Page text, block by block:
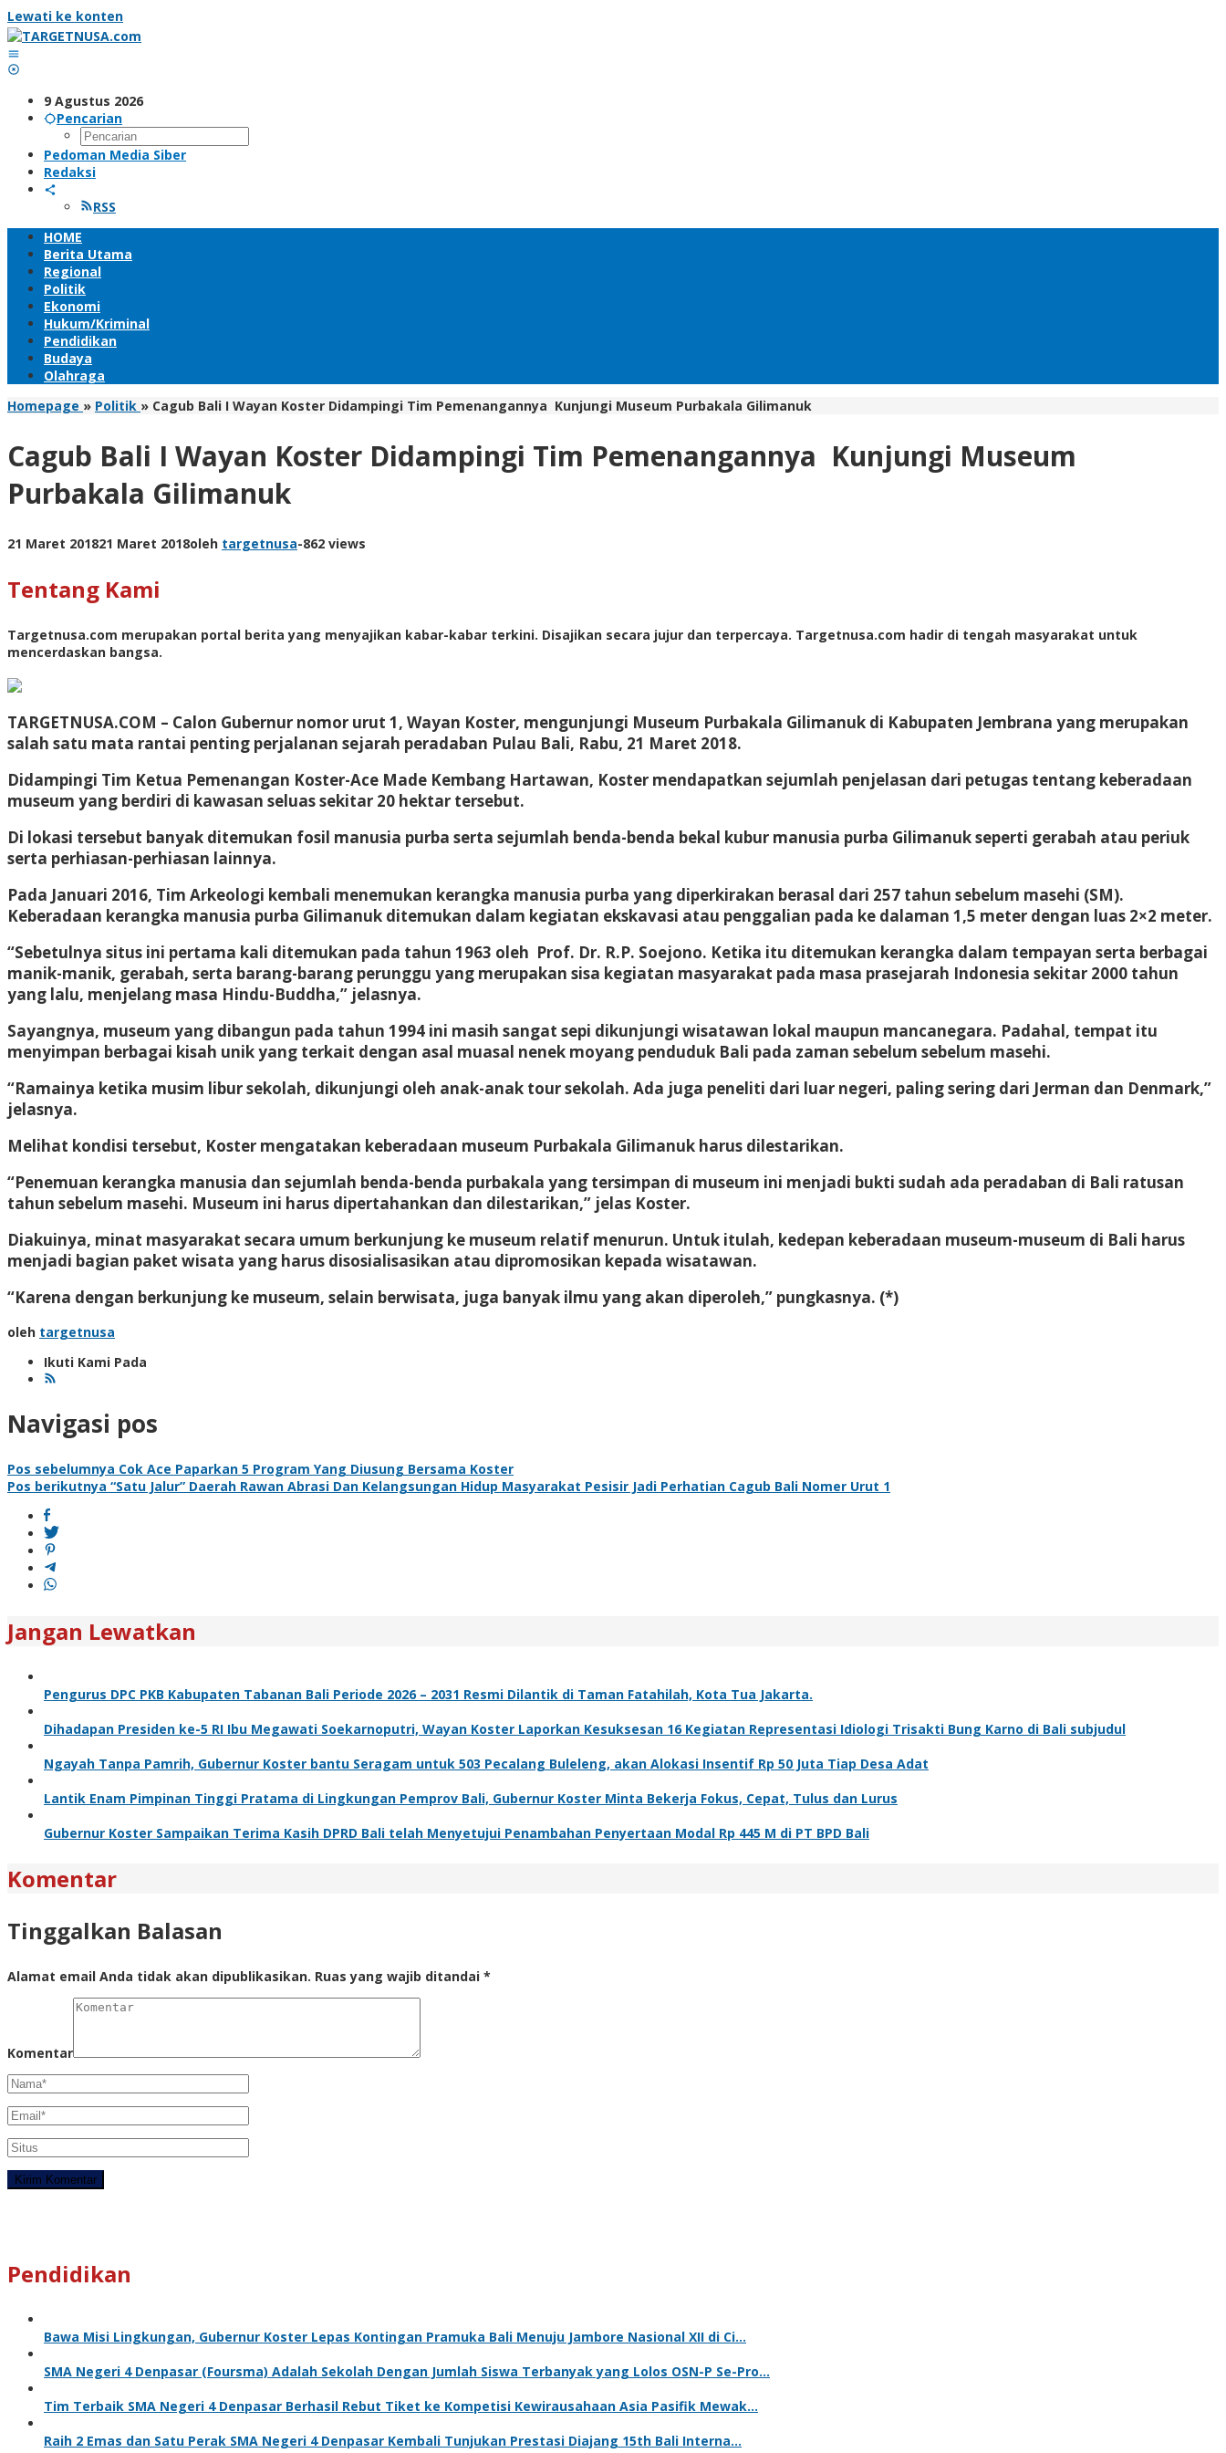
Lewati ke konten
9 Agustus 2026
Pencarian
Pedoman Media Siber
Redaksi
RSS
HOME
Berita Utama
Regional
Politik
Ekonomi
Hukum/Kriminal
Pendidikan
Budaya
Olahraga
Homepage » Politik » Cagub Bali I Wayan Koster Didampingi Tim Pemenangannya Kunjungi Museum Purbakala Gilimanuk
Cagub Bali I Wayan Koster Didampingi Tim Pemenangannya Kunjungi Museum
Purbakala Gilimanuk
21 Maret 201821 Maret 2018oleh targetnusa-862 views
Tentang Kami
Targetnusa.com merupakan portal berita yang menyajikan kabar-kabar terkini. Disajikan secara jujur dan terpercaya. Targetnusa.com hadir di tengah masyarakat untuk
mencerdaskan bangsa.
TARGETNUSA.COM – Calon Gubernur nomor urut 1, Wayan Koster, mengunjungi Museum Purbakala Gilimanuk di Kabupaten Jembrana yang merupakan
salah satu mata rantai penting perjalanan sejarah peradaban Pulau Bali, Rabu, 21 Maret 2018.
Didampingi Tim Ketua Pemenangan Koster-Ace Made Kembang Hartawan, Koster mendapatkan sejumlah penjelasan dari petugas tentang keberadaan
museum yang berdiri di kawasan seluas sekitar 20 hektar tersebut.
Di lokasi tersebut banyak ditemukan fosil manusia purba serta sejumlah benda-benda bekal kubur manusia purba Gilimanuk seperti gerabah atau periuk
serta perhiasan-perhiasan lainnya.
Pada Januari 2016, Tim Arkeologi kembali menemukan kerangka manusia purba yang diperkirakan berasal dari 257 tahun sebelum masehi (SM).
Keberadaan kerangka manusia purba Gilimanuk ditemukan dalam kegiatan ekskavasi atau penggalian pada ke dalaman 1,5 meter dengan luas 2×2 meter.
“Sebetulnya situs ini pertama kali ditemukan pada tahun 1963 oleh Prof. Dr. R.P. Soejono. Ketika itu ditemukan kerangka dalam tempayan serta berbagai
manik-manik, gerabah, serta barang-barang perunggu yang merupakan sisa kegiatan masyarakat pada masa prasejarah Indonesia sekitar 2000 tahun
yang lalu, menjelang masa Hindu-Buddha,” jelasnya.
Sayangnya, museum yang dibangun pada tahun 1994 ini masih sangat sepi dikunjungi wisatawan lokal maupun mancanegara. Padahal, tempat itu
menyimpan berbagai kisah unik yang terkait dengan asal muasal nenek moyang penduduk Bali pada zaman sebelum sebelum masehi.
“Ramainya ketika musim libur sekolah, dikunjungi oleh anak-anak tour sekolah. Ada juga peneliti dari luar negeri, paling sering dari Jerman dan Denmark,”
jelasnya.
Melihat kondisi tersebut, Koster mengatakan keberadaan museum Purbakala Gilimanuk harus dilestarikan.
“Penemuan kerangka manusia dan sejumlah benda-benda purbakala yang tersimpan di museum ini menjadi bukti sudah ada peradaban di Bali ratusan
tahun sebelum masehi. Museum ini harus dipertahankan dan dilestarikan,” jelas Koster.
Diakuinya, minat masyarakat secara umum berkunjung ke museum relatif menurun. Untuk itulah, kedepan keberadaan museum-museum di Bali harus
menjadi bagian paket wisata yang harus disosialisasikan atau dipromosikan kepada wisatawan.
“Karena dengan berkunjung ke museum, selain berwisata, juga banyak ilmu yang akan diperoleh,” pungkasnya. (*)
oleh targetnusa
Ikuti Kami Pada
Navigasi pos
Pos sebelumnya Cok Ace Paparkan 5 Program Yang Diusung Bersama Koster
Pos berikutnya “Satu Jalur” Daerah Rawan Abrasi Dan Kelangsungan Hidup Masyarakat Pesisir Jadi Perhatian Cagub Bali Nomer Urut 1
Jangan Lewatkan
Pengurus DPC PKB Kabupaten Tabanan Bali Periode 2026 – 2031 Resmi Dilantik di Taman Fatahilah, Kota Tua Jakarta.
Dihadapan Presiden ke-5 RI Ibu Megawati Soekarnoputri, Wayan Koster Laporkan Kesuksesan 16 Kegiatan Representasi Idiologi Trisakti Bung Karno di Bali subjudul
Ngayah Tanpa Pamrih, Gubernur Koster bantu Seragam untuk 503 Pecalang Buleleng, akan Alokasi Insentif Rp 50 Juta Tiap Desa Adat
Lantik Enam Pimpinan Tinggi Pratama di Lingkungan Pemprov Bali, Gubernur Koster Minta Bekerja Fokus, Cepat, Tulus dan Lurus
Gubernur Koster Sampaikan Terima Kasih DPRD Bali telah Menyetujui Penambahan Penyertaan Modal Rp 445 M di PT BPD Bali
Komentar
Tinggalkan Balasan
Alamat email Anda tidak akan dipublikasikan. Ruas yang wajib ditandai *
Komentar
Pendidikan
Bawa Misi Lingkungan, Gubernur Koster Lepas Kontingan Pramuka Bali Menuju Jambore Nasional XII di Ci…
SMA Negeri 4 Denpasar (Foursma) Adalah Sekolah Dengan Jumlah Siswa Terbanyak yang Lolos OSN-P Se-Pro…
Tim Terbaik SMA Negeri 4 Denpasar Berhasil Rebut Tiket ke Kompetisi Kewirausahaan Asia Pasifik Mewak…
Raih 2 Emas dan Satu Perak SMA Negeri 4 Denpasar Kembali Tunjukan Prestasi Diajang 15th Bali Interna…